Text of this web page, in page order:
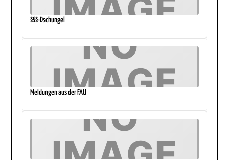
§§§-Dschungel
Meldungen aus der FAU